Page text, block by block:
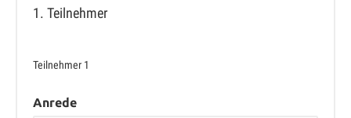
1. Teilnehmer
Teilnehmer 1
Anrede